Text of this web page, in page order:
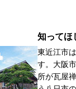
知ってほ
東近江市
す。大阪
所が瓦屋